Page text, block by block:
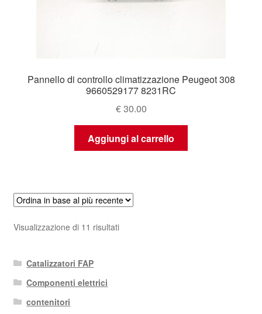
Pannello di controllo climatizzazione Peugeot 308
9660529177 8231RC
€30.00
Aggiungi al carrello
Visualizzazione di 11 risultatiOrdina
Catalizzatori FAP
Componenti elettrici
contenitori